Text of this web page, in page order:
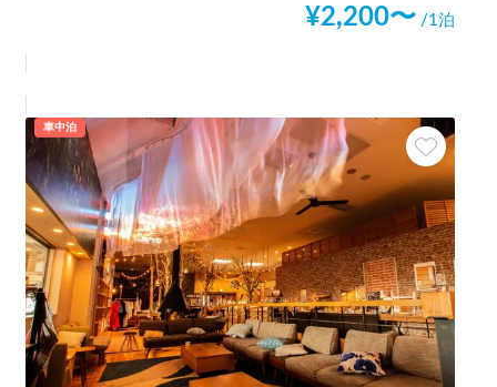
¥2,200〜 /1泊
車中泊